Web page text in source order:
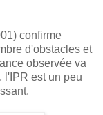
confirme
d'obstacles et
observée va
l'IPR est un peu